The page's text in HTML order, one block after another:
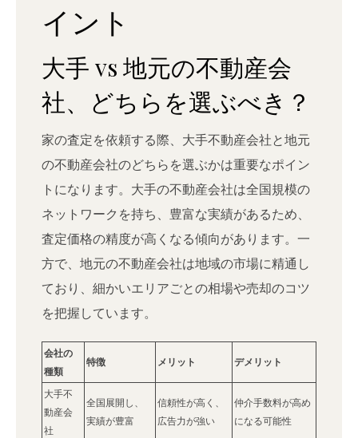
イント
大手 vs 地元の不動産会
社、どちらを選ぶべき？
家の査定を依頼する際、大手不動産会社と地元
の不動産会社のどちらを選ぶかは重要なポイン
トになります。大手の不動産会社は全国規模の
ネットワークを持ち、豊富な実績があるため、
査定価格の精度が高くなる傾向があります。一
方で、地元の不動産会社は地域の市場に精通し
ており、細かいエリアごとの相場や売却のコツ
を把握しています。
会社の
種類
特徴 メリット デメリット
大手不
動産会
社
全国展開し、
実績が豊富
信頼性が高く、
広告力が強い
仲介手数料が高め
になる可能性